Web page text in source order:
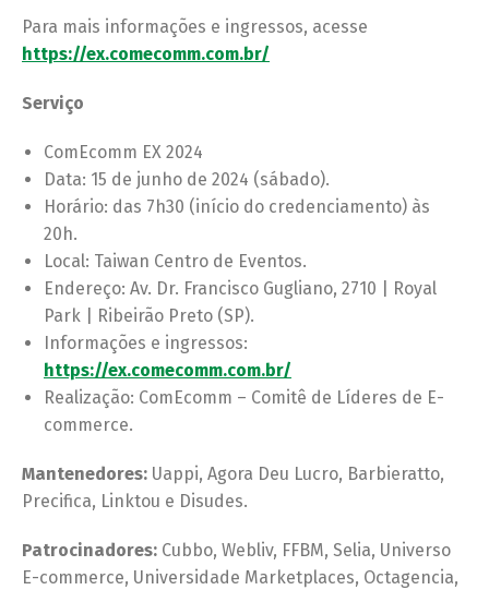
Para mais informações e ingressos, acesse
https://ex.comecomm.com.br/
Serviço
ComEcomm EX 2024
Data: 15 de junho de 2024 (sábado).
Horário: das 7h30 (início do credenciamento) às
20h.
Local: Taiwan Centro de Eventos.
Endereço: Av. Dr. Francisco Gugliano, 2710 | Royal
Park | Ribeirão Preto (SP).
Informações e ingressos:
https://ex.comecomm.com.br/
Realização: ComEcomm – Comitê de Líderes de E-
commerce.
Mantenedores: Uappi, Agora Deu Lucro, Barbieratto,
Precifica, Linktou e Disudes.
Patrocinadores: Cubbo, Webliv, FFBM, Selia, Universo
E-commerce, Universidade Marketplaces, Octagencia,